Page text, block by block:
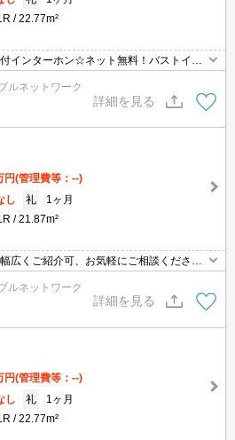
22.77m²
インターホン☆ネット無料！バストイレ
ルネットワーク
詳細を見る
円(管理費等：--)
し 礼
1ヶ月
21.87m²
広くご紹介可、お気軽にご相談くださ
油暖房付なので冬は暖かく過ごせそう
ターホンなので来訪者を確認できて安心♪
ルネットワーク
詳細を見る
円(管理費等：--)
し 礼
1ヶ月
22.77m²